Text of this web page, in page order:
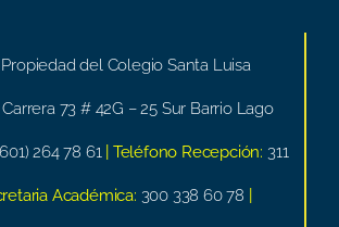
del Colegio Santa Luisa
Carrera 73 # 42G – 25 Sur Barrio Lago
264 78 61 | Teléfono Recepción: 311
Académica: 300 338 60 78